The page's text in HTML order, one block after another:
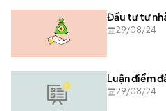
Đầu tư tư
29/08/24
Luận điểm
29/08/24